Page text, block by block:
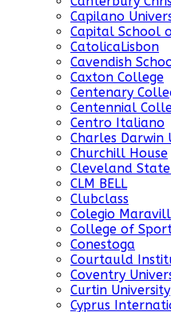
Capilano
Capital School
CatolicaLisbon
Cavendish
Caxton College
Centenary
Centennial
Centro Italiano
Charles Darwin
Churchill House
Cleveland
CLM BELL
Clubclass
Colegio
College of
Conestoga
Courtauld
Coventry
Curtin University
Cyprus